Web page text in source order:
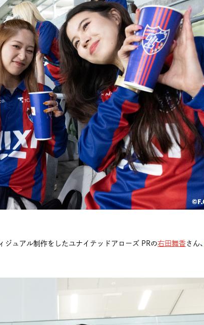
ジュアル制作をしたユナイテッドアローズ PRの右田舞香さん、